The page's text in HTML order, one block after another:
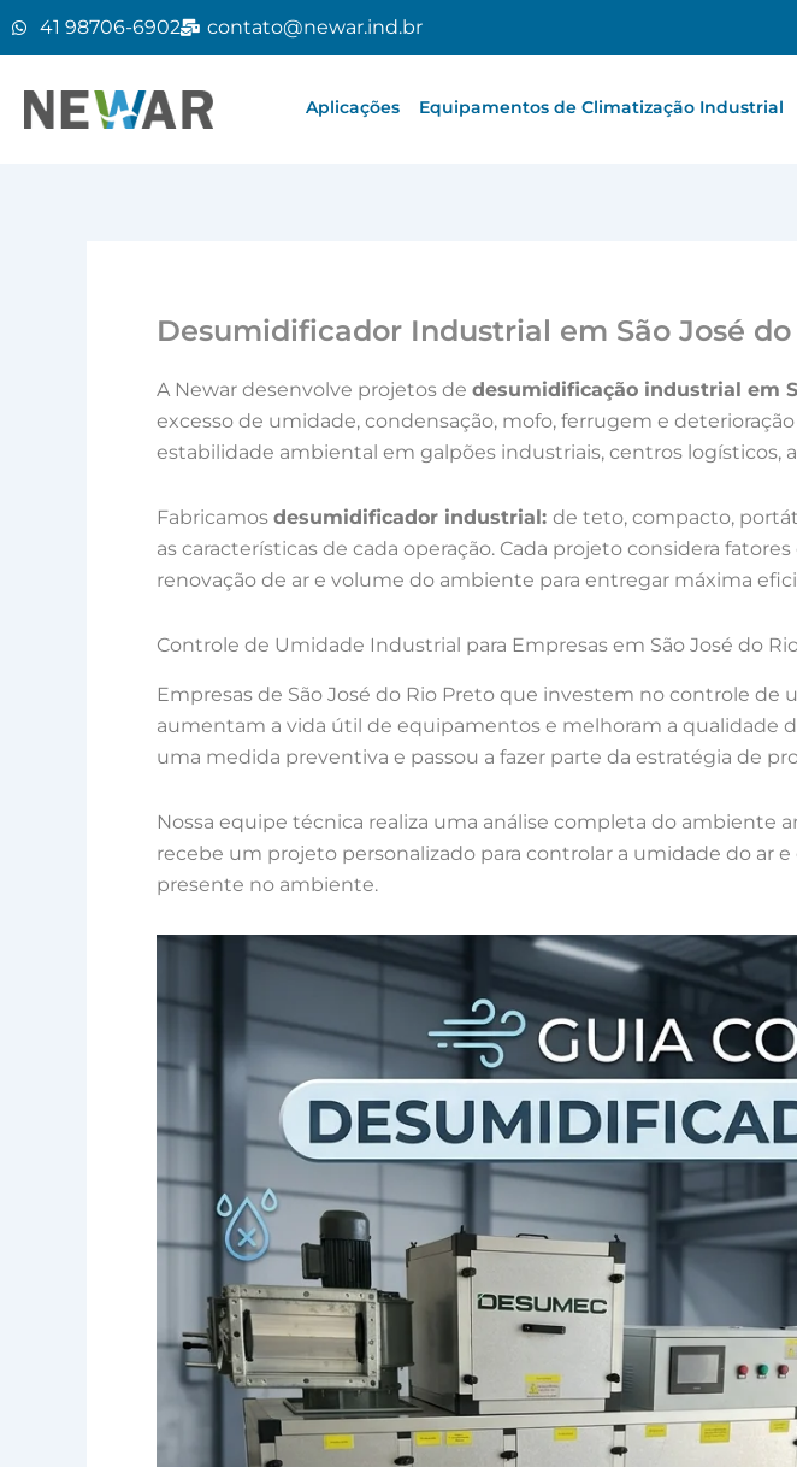
conteúdo
41 98706-6902 contato@newar.ind.br
Aplicações Equipamentos de Climatização Industrial
Desumidificador Industrial em São José
A Newar desenvolve projetos de desumidificação industrial em
excesso de umidade, condensação, mofo, ferrugem e
estabilidade ambiental em galpões industriais, centros logísticos,
Fabricamos desumidificador industrial: de teto, compacto,
as características de cada operação. Cada projeto considera
renovação de ar e volume do ambiente para entregar máxima
Controle de Umidade Industrial para Empresas em São José do
Empresas de São José do Rio Preto que investem no controle
aumentam a vida útil de equipamentos e melhoram a qualidade
uma medida preventiva e passou a fazer parte da estratégia de
Nossa equipe técnica realiza uma análise completa do ambiente
recebe um projeto personalizado para controlar a umidade do ar
presente no ambiente.